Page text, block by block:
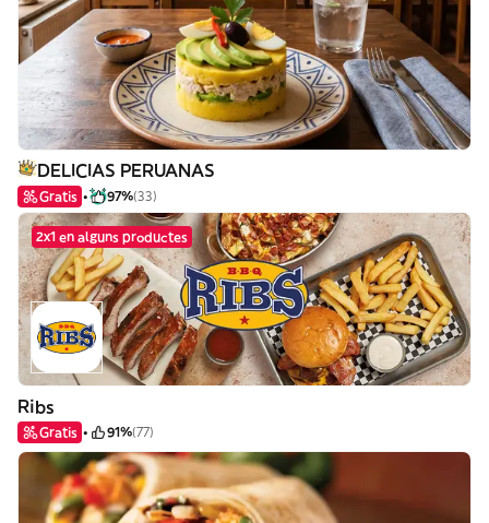
DELICIAS PERUANAS
Gratis 97%(33)
2x1 en alguns productes
Ribs
Gratis 91%(77)